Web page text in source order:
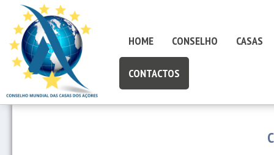
HOME CONSELHO CASAS
CONTACTOS